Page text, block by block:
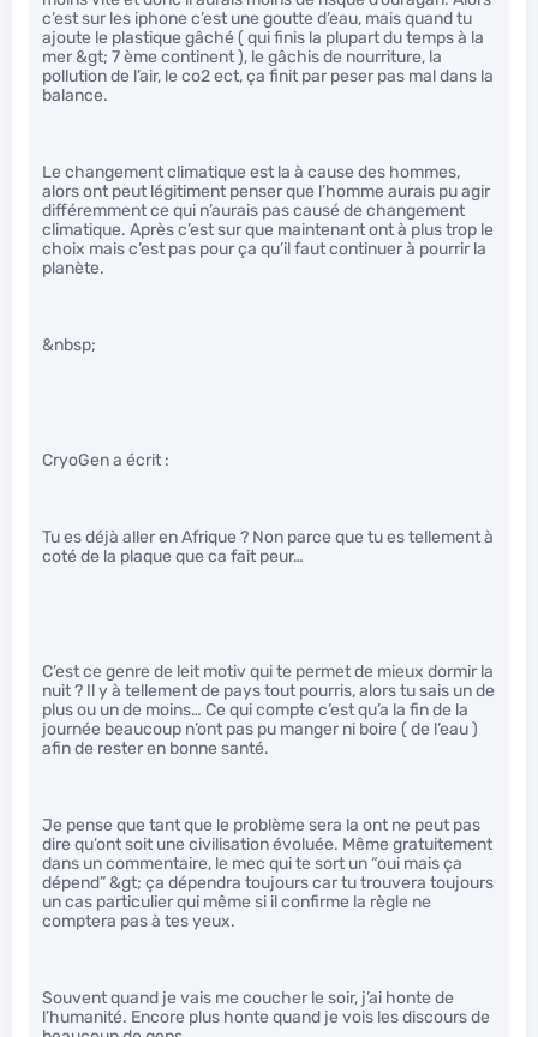
c’est sur les iphone c’est une goutte d’eau, mais quand tu
ajoute le plastique gâché ( qui finis la plupart du temps à la
mer &gt; 7 ème continent ), le gâchis de nourriture, la
pollution de l’air, le co2 ect, ça finit par peser pas mal dans la
balance.
Le changement climatique est la à cause des hommes,
alors ont peut légitiment penser que l’homme aurais pu agir
différemment ce qui n’aurais pas causé de changement
climatique. Après c’est sur que maintenant ont à plus trop le
choix mais c’est pas pour ça qu’il faut continuer à pourrir la
planète.
&nbsp;
CryoGen a écrit :
Tu es déjà aller en Afrique ? Non parce que tu es tellement à
coté de la plaque que ca fait peur…
C’est ce genre de leit motiv qui te permet de mieux dormir la
nuit ? Il y à tellement de pays tout pourris, alors tu sais un de
plus ou un de moins… Ce qui compte c’est qu’a la fin de la
journée beaucoup n’ont pas pu manger ni boire ( de l’eau )
afin de rester en bonne santé.
Je pense que tant que le problème sera la ont ne peut pas
dire qu’ont soit une civilisation évoluée. Même gratuitement
dans un commentaire, le mec qui te sort un “oui mais ça
dépend” &gt; ça dépendra toujours car tu trouvera toujours
un cas particulier qui même si il confirme la règle ne
comptera pas à tes yeux.
Souvent quand je vais me coucher le soir, j’ai honte de
l’humanité. Encore plus honte quand je vois les discours de